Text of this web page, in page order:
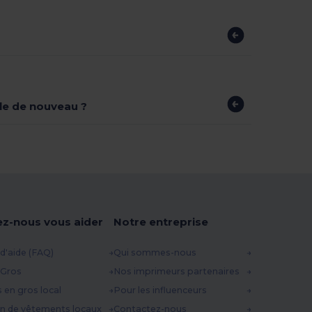
de nouveau ?
nous vous aider
(FAQ)
en gros local
de vêtements locaux
Notre entreprise
Qui sommes-nous
Nos imprimeurs partenaires
Pour les influenceurs
Contactez-nous